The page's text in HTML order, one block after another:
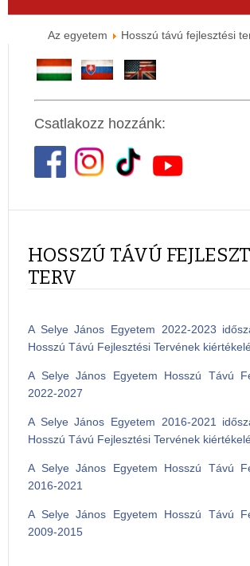
Az egyetem Hosszú távú fejlesztési
Csatlakozz hozzánk:
HOSSZÚ TÁVÚ
TERV
A Selye János Egyetem 2022-2023
Hosszú Távú Fejlesztési Tervének
A Selye János Egyetem Hosszú Távú
2022-2027
A Selye János Egyetem 2016-2021
Hosszú Távú Fejlesztési Tervének
A Selye János Egyetem Hosszú Távú
2016-2021
A Selye János Egyetem Hosszú Távú
2009-2015